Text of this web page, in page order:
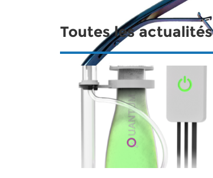
Toutes les actualités